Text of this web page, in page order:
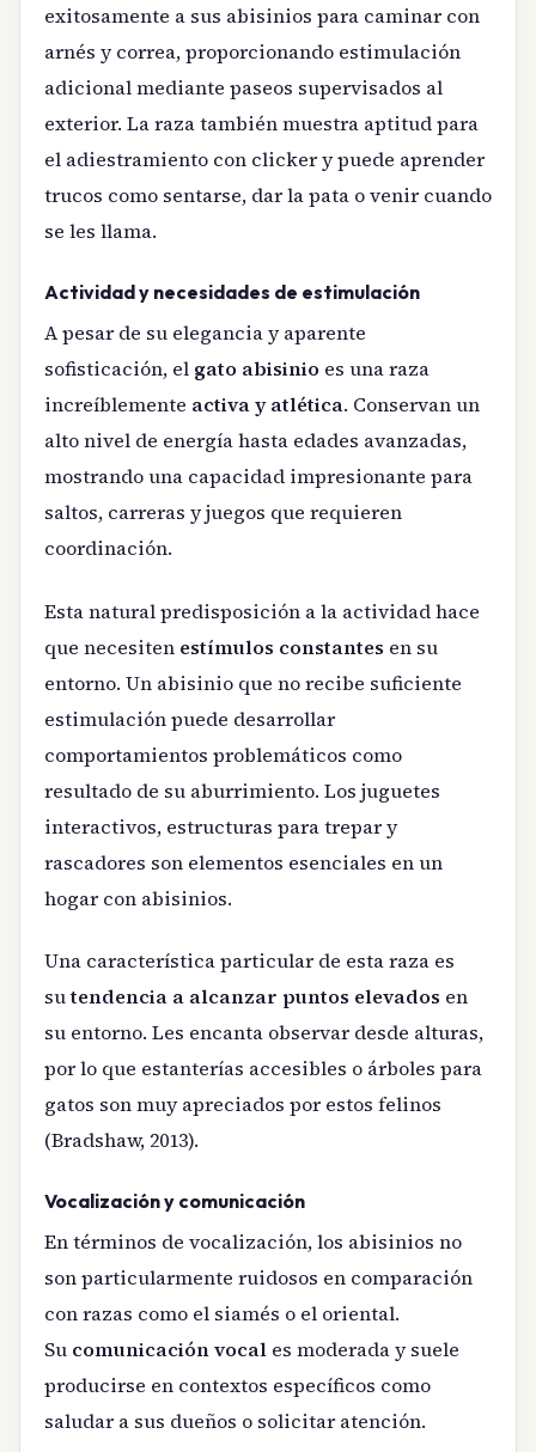
exitosamente a sus abisinios para caminar con
arnés y correa, proporcionando estimulación
adicional mediante paseos supervisados al
exterior. La raza también muestra aptitud para
el adiestramiento con clicker y puede aprender
trucos como sentarse, dar la pata o venir cuando
se les llama.
Actividad y necesidades de estimulación
A pesar de su elegancia y aparente
sofisticación, el gato abisinio es una raza
increíblemente activa y atlética. Conservan un
alto nivel de energía hasta edades avanzadas,
mostrando una capacidad impresionante para
saltos, carreras y juegos que requieren
coordinación.
Esta natural predisposición a la actividad hace
que necesiten estímulos constantes en su
entorno. Un abisinio que no recibe suficiente
estimulación puede desarrollar
comportamientos problemáticos como
resultado de su aburrimiento. Los juguetes
interactivos, estructuras para trepar y
rascadores son elementos esenciales en un
hogar con abisinios.
Una característica particular de esta raza es
sutendencia a alcanzar puntos elevados en
su entorno. Les encanta observar desde alturas,
por lo que estanterías accesibles o árboles para
gatos son muy apreciados por estos felinos
(Bradshaw, 2013).
Vocalización y comunicación
En términos de vocalización, los abisinios no
son particularmente ruidosos en comparación
con razas como el siamés o el oriental.
Su comunicación vocal es moderada y suele
producirse en contextos específicos como
saludar a sus dueños o solicitar atención.